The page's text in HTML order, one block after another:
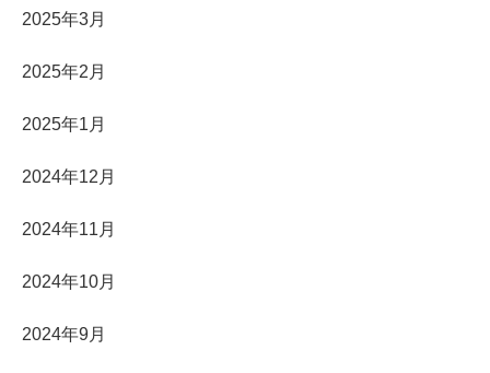
2025年3月
2025年2月
2025年1月
2024年12月
2024年11月
2024年10月
2024年9月